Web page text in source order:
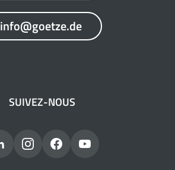
info@goetze.de
SUIVEZ-NOUS